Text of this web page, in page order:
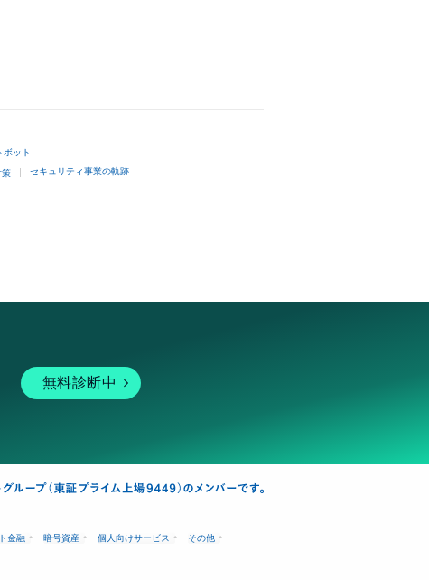
ボット
策 セキュリティ事業の軌跡
無料診断中
金融 暗号資産 個人向けサービス その他